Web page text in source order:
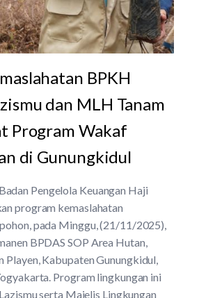
BPKH
dan MLH Tanam
Program Wakaf
di Gunungkidul
Pengelola Keuangan Haji
program kemaslahatan
pada Minggu, (21/11/2025),
BPDAS SOP Area Hutan,
Playen, Kabupaten Gunungkidul,
Program lingkungan ini
serta Majelis Lingkungan